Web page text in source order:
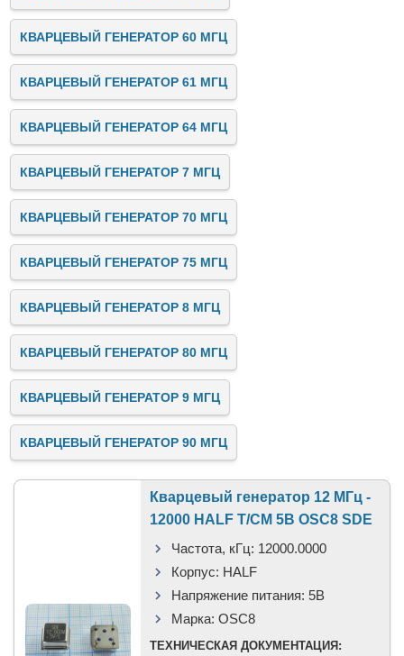
КВАРЦЕВЫЙ ГЕНЕРАТОР 60 МГЦ
КВАРЦЕВЫЙ ГЕНЕРАТОР 61 МГЦ
КВАРЦЕВЫЙ ГЕНЕРАТОР 64 МГЦ
КВАРЦЕВЫЙ ГЕНЕРАТОР 7 МГЦ
КВАРЦЕВЫЙ ГЕНЕРАТОР 70 МГЦ
КВАРЦЕВЫЙ ГЕНЕРАТОР 75 МГЦ
КВАРЦЕВЫЙ ГЕНЕРАТОР 8 МГЦ
КВАРЦЕВЫЙ ГЕНЕРАТОР 80 МГЦ
КВАРЦЕВЫЙ ГЕНЕРАТОР 9 МГЦ
КВАРЦЕВЫЙ ГЕНЕРАТОР 90 МГЦ
Кварцевый генератор 12 МГц -
12000 HALF T/CM 5В OSC8 SDE
Частота, кГц: 12000.0000
Корпус: HALF
Напряжение питания: 5В
Марка: OSC8
ТЕХНИЧЕСКАЯ ДОКУМЕНТАЦИЯ: